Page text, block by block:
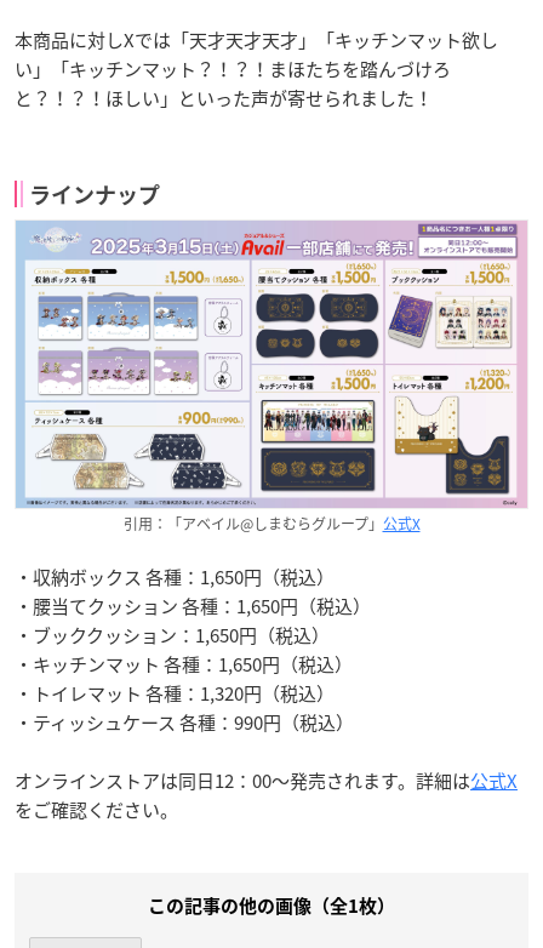
本商品に対しXでは「天才天才天才」「キッチンマット欲し
い」「キッチンマット？！？！まほたちを踏んづけろ
と？！？！ほしい」といった声が寄せられました！
ラインナップ
引用：「アベイル@しまむらグループ」 公式X
・収納ボックス 各種：1,650円（税込）
・腰当てクッション 各種：1,650円（税込）
・ブッククッション：1,650円（税込）
・キッチンマット 各種：1,650円（税込）
・トイレマット 各種：1,320円（税込）
・ティッシュケース 各種：990円（税込）
オンラインストアは同日12：00～発売されます。詳細は公式X
をご確認ください。
この記事の他の画像（全1枚）